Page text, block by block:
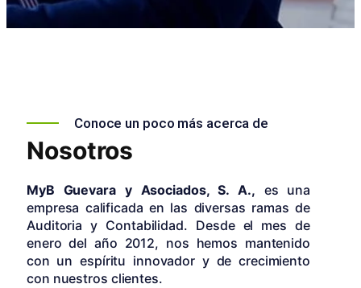
Conoce un poco más acerca de
Nosotros
MyB Guevara y Asociados, S. A., es una
empresa calificada en las diversas ramas de
Auditoria y Contabilidad. Desde el mes de
enero del año 2012, nos hemos mantenido
con un espíritu innovador y de crecimiento
con nuestros clientes.